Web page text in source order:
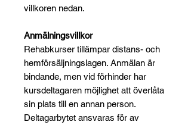
villkoren nedan.
Anmälningsvillkor
Rehabkurser tillämpar distans- och
hemförsäljningslagen. Anmälan är
bindande, men vid förhinder har
kursdeltagaren möjlighet att överlåta
sin plats till en annan person.
Deltagarbytet ansvaras för av